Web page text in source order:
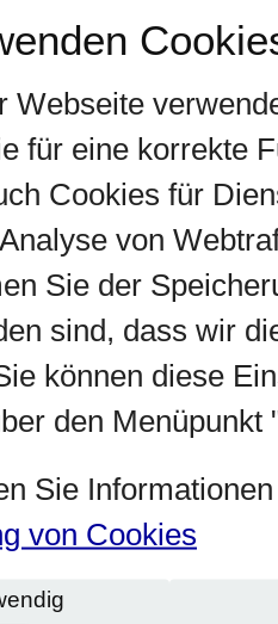
Webseite
für eine korrekte
Cookies für
von
Sie der
sind, dass wir
können diese
den Menüpunkt
Sie
von Cookies